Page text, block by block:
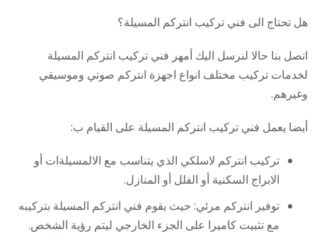
هل تحتاج الى فني تركيب انتركم المسيلة؟
اتصل بنا حالا لنرسل اليك أمهر فني تركيب انتركم المسيلة
لخدمات تركيب مختلف انواع اجهزة انتركم صوتي وموسيقي
وغيرهم.
أيضا يعمل فني تركيب انتركم المسيلة على القيام ب:
تركيب انتركم لاسلكي الذي يتناسب مع الالمسيلةات أو
الابراج السكنية أو الفلل أو المنازل.
توفير انتركم مرئي: حيث يقوم فني انتركم المسيلة بتركيبه
مع تثبيت كاميرا على الجزء الخارجي ليتم رؤية الشخص.